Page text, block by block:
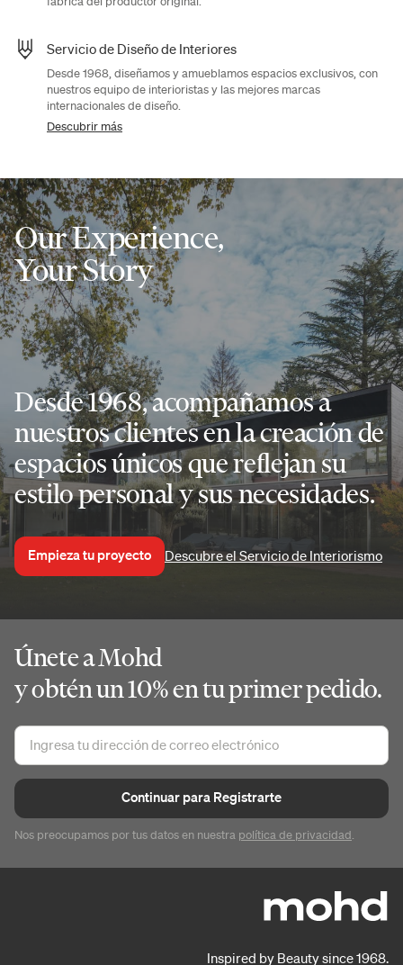
Servicio de Diseño de Interiores
Desde 1968, diseñamos y amueblamos espacios exclusivos, con
nuestros equipo de interioristas y las mejores marcas
internacionales de diseño.
Descubrir más
Our Experience,
Your Story
Desde 1968, acompañamos a
nuestros clientes en la creación de
espacios únicos que reflejan su
estilo personal y sus necesidades.
Empieza tu proyecto Descubre el Servicio de Interiorismo
Únete a Mohd
y obtén un 10% en tu primer pedido.
Continuar para Registrarte
Nos preocupamos por tus datos en nuestra política de privacidad.
Inspired by Beauty since 1968.